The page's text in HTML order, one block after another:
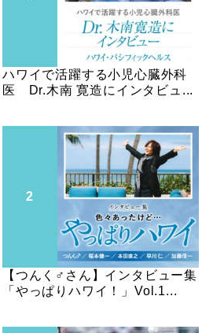
ハワイで活躍する小児心臓外科
医 Dr.木南 寛造にインタビュ...
【つんく♂さん】インタビュー集
「やっぱりハワイ！」Vol.1...